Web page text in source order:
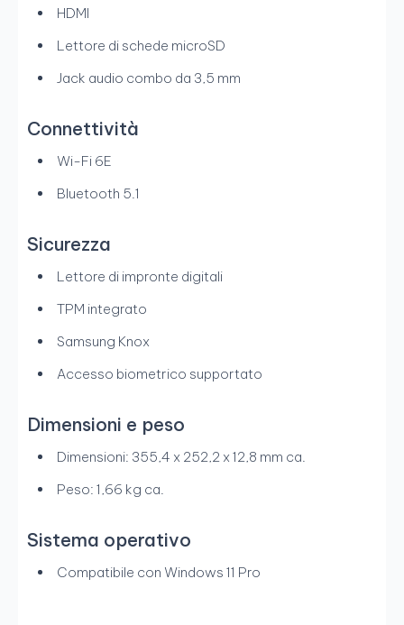
HDMI
Lettore di schede microSD
Jack audio combo da 3,5 mm
Connettività
Wi-Fi 6E
Bluetooth 5.1
Sicurezza
Lettore di impronte digitali
TPM integrato
Samsung Knox
Accesso biometrico supportato
Dimensioni e peso
Dimensioni: 355,4 x 252,2 x 12,8 mm ca.
Peso: 1,66 kg ca.
Sistema operativo
Compatibile con Windows 11 Pro